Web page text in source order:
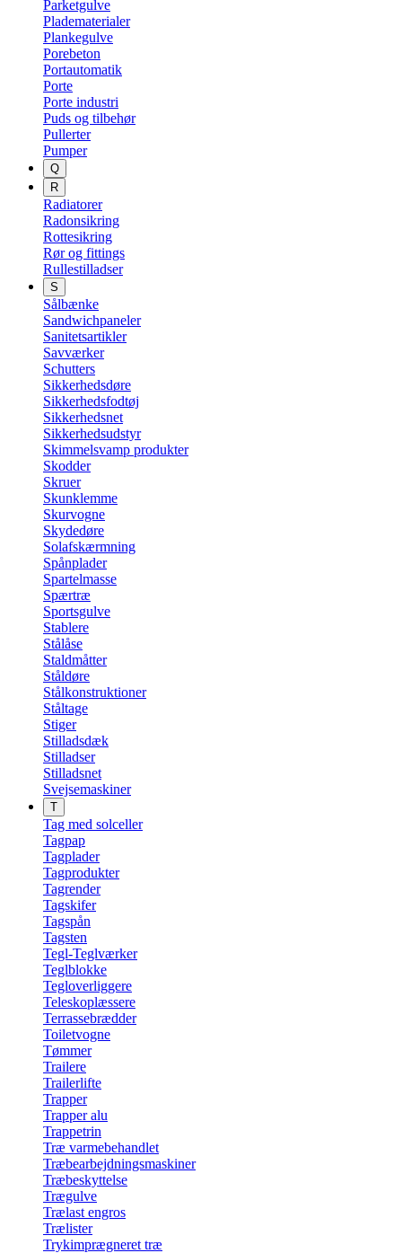
Parketgulve
Pladematerialer
Plankegulve
Porebeton
Portautomatik
Porte
Porte industri
Puds og tilbehør
Pullerter
Pumper
Q
R
Radiatorer
Radonsikring
Rottesikring
Rør og fittings
Rullestilladser
S
Sålbænke
Sandwichpaneler
Sanitetsartikler
Savværker
Schutters
Sikkerhedsdøre
Sikkerhedsfodtøj
Sikkerhedsnet
Sikkerhedsudstyr
Skimmelsvamp produkter
Skodder
Skruer
Skunklemme
Skurvogne
Skydedøre
Solafskærmning
Spånplader
Spartelmasse
Spærtræ
Sportsgulve
Stablere
Stålåse
Staldmåtter
Ståldøre
Stålkonstruktioner
Ståltage
Stiger
Stilladsdæk
Stilladser
Stilladsnet
Svejsemaskiner
T
Tag med solceller
Tagpap
Tagplader
Tagprodukter
Tagrender
Tagskifer
Tagspån
Tagsten
Tegl-Teglværker
Teglblokke
Tegloverliggere
Teleskoplæssere
Terrassebrædder
Toiletvogne
Tømmer
Trailere
Trailerlifte
Trapper
Trapper alu
Trappetrin
Træ varmebehandlet
Træbearbejdningsmaskiner
Træbeskyttelse
Trægulve
Trælast engros
Trælister
Trykimprægneret træ